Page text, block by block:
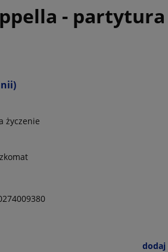
- partytura
życzenie
dodaj